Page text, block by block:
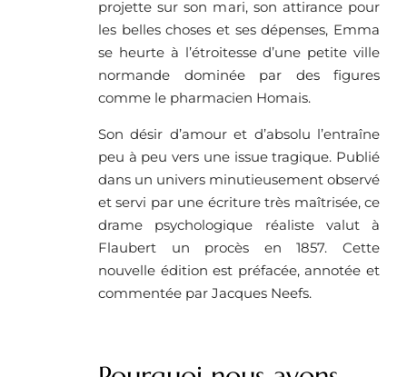
projette sur son mari, son attirance pour
les belles choses et ses dépenses, Emma
se heurte à l’étroitesse d’une petite ville
normande dominée par des figures
comme le pharmacien Homais.
Son désir d’amour et d’absolu l’entraîne
peu à peu vers une issue tragique. Publié
dans un univers minutieusement observé
et servi par une écriture très maîtrisée, ce
drame psychologique réaliste valut à
Flaubert un procès en 1857. Cette
nouvelle édition est préfacée, annotée et
commentée par Jacques Neefs.